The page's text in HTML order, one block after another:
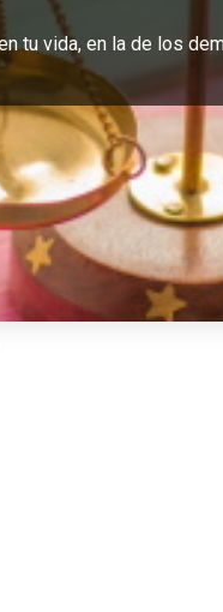
tu vida, en la de los